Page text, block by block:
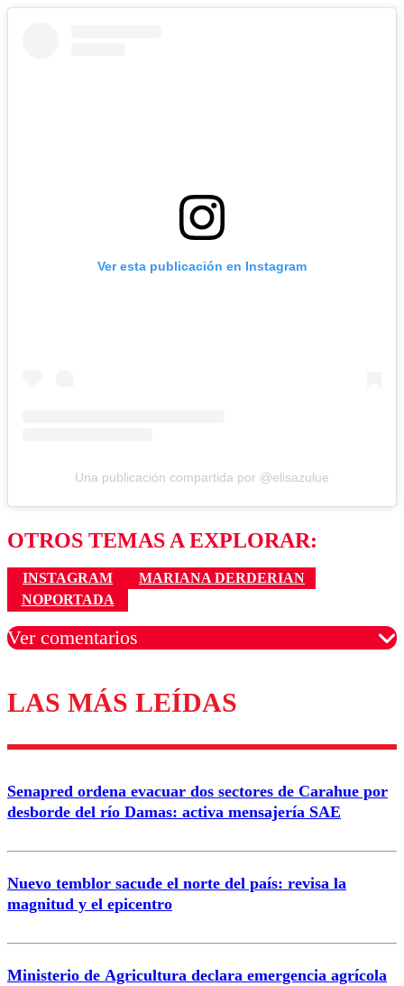
Ver esta publicación en Instagram
Una publicación compartida por @elisazulue
OTROS TEMAS A EXPLORAR:
INSTAGRAM
MARIANA DERDERIAN
NOPORTADA
Ver comentarios
Los comentarios son moderados para garantizar un
diálogo respetuoso.
Nombre
Correo
LAS MÁS LEÍDAS
Senapred ordena evacuar dos sectores de Carahue por
desborde del río Damas: activa mensajería SAE
Nuevo temblor sacude el norte del país: revisa la
magnitud y el epicentro
Ministerio de Agricultura declara emergencia agrícola